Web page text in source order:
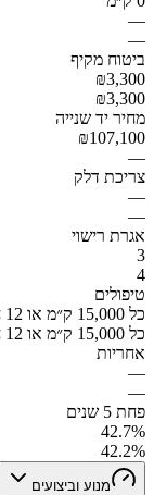
—
—
ביטוח מקיף
₪3,300
₪3,300
מחיר יד שנייה
₪107,100
—
צריכת דלק
—
—
אגרת רישוי
3
4
טיפולים
כל 15,000 ק״מ או 12 חודשים
כל 15,000 ק״מ או 12 חודשים
אחריות
—
—
פחת 5 שנים
42.7%
42.2%
מנוע וביצועים